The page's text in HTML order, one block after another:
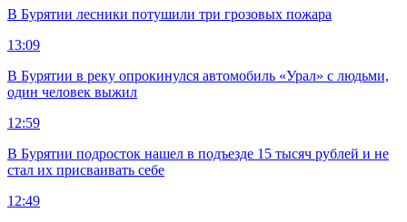
В Бурятии лесники потушили три грозовых пожара
13:09
В Бурятии в реку опрокинулся автомобиль «Урал» с людьми,
один человек выжил
12:59
В Бурятии подросток нашел в подъезде 15 тысяч рублей и не
стал их присваивать себе
12:49